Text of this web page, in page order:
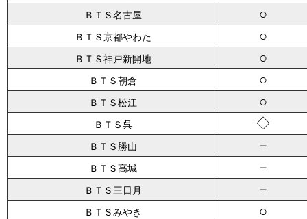
ＢＴＳ名古屋 ○
ＢＴＳ京都やわた ○
ＢＴＳ神戸新開地 ○
ＢＴＳ朝倉 ○
ＢＴＳ松江 ○
ＢＴＳ呉 ◇
ＢＴＳ勝山 －
ＢＴＳ高城 －
ＢＴＳ三日月 －
ＢＴＳみやき ○